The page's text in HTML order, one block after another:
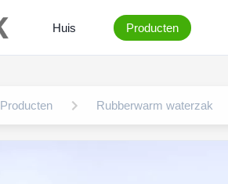
Huis Producten
Producten Rubberwarm waterzak